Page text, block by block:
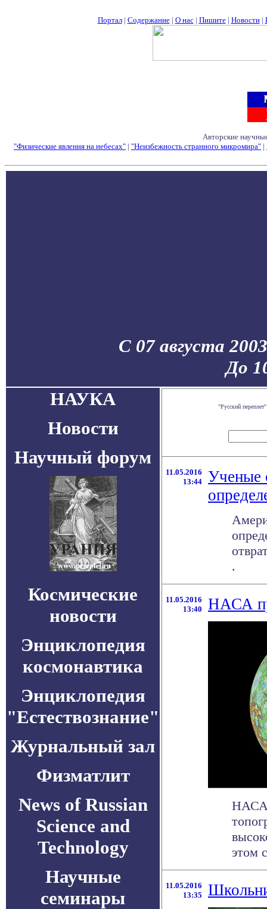
Портал| Содержание| О нас| Пишите| Новости|
Авторские
"Физические явления на небесах" | "Неизбежность странного микромира" |
С 07 августа
До
НАУКА
Новости
Научный форум
Космические
новости
Энциклопедия
космонавтика
Энциклопедия
"Естествознание"
Журнальный зал
Физматлит
News of Russian
Science and
Technology
Научные
семинары
"Русский
11.05.2016
13:44
Ученые
.
11.05.2016
13:40
НАСА
НАСА
этом
11.05.2016
13:35